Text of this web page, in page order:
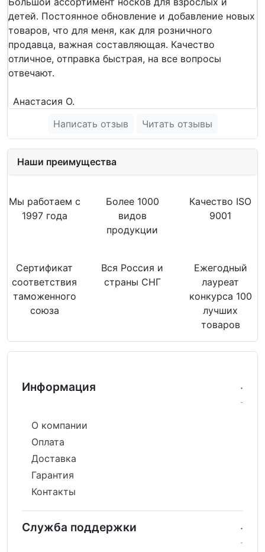
детей. Постоянное обновление и добавление новых
товаров, что для меня, как для розничного
продавца, важная составляющая. Качество
отличное, отправка быстрая, на все вопросы
отвечают.
Анастасия О.
Написать отзыв
Читать отзывы
Наши преимущества
Мы работаем с
1997 года
Более 1000
видов
продукции
Качество ISO
9001
Сертификат
соответствия
таможенного
союза
Вся Россия и
страны СНГ
Ежегодный
лауреат
конкурса 100
лучших
товаров
Информация
О компании
Оплата
Доставка
Гарантия
Контакты
Служба поддержки